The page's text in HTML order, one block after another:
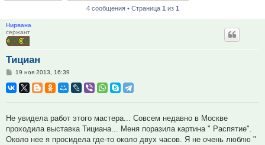
4 сообщения • Страница 1 из 1
Нирвана
сержант
Тициан
Сообщение
19 ноя 2013, 16:39
Не увидела работ этого мастера... Совсем недавно в Москве
проходила выставка Тициана... Меня поразила картина " Распятие".
Около нее я просидела где-то около двух часов. Я не очень люблю "